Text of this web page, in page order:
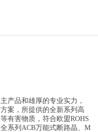
产品和雄厚的专业实力，
案，所提供的全新系列高
有害物质，符合欧盟ROHS
系列ACB万能式断路晶、M